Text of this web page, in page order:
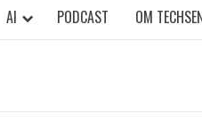
AI PODCAST OM